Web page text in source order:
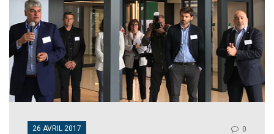
26 AVRIL 2017 0